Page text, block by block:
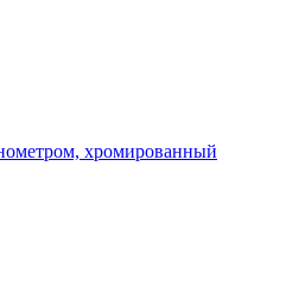
хромированный